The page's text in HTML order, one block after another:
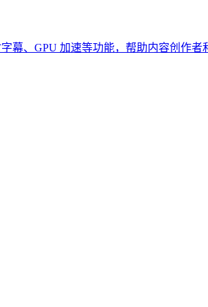
、GPU 加速等功能，帮助内容创作者